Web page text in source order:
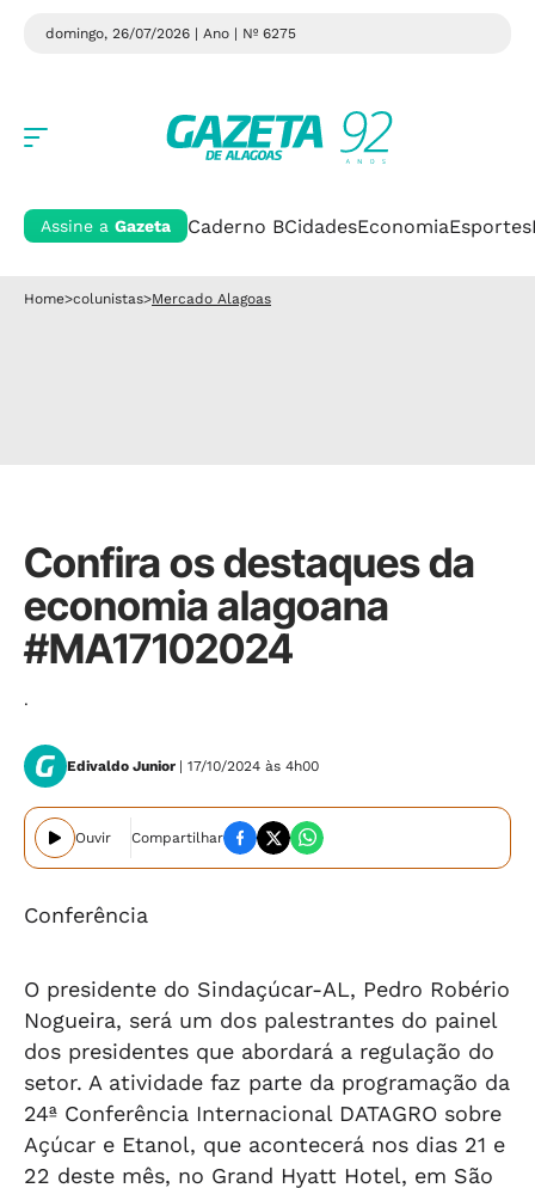
domingo, 26/07/2026 | Ano | Nº 6275
Assine a Gazeta Caderno BCidadesEconomiaEsportes
Home>colunistas>Mercado Alagoas
Confira os destaques da
economia alagoana
#MA17102024
.
Edivaldo Junior | 17/10/2024 às 4h00
Ouvir Compartilhar
Conferência
O presidente do Sindaçúcar-AL, Pedro Robério
Nogueira, será um dos palestrantes do painel
dos presidentes que abordará a regulação do
setor. A atividade faz parte da programação da
24ª Conferência Internacional DATAGRO sobre
Açúcar e Etanol, que acontecerá nos dias 21 e
22 deste mês, no Grand Hyatt Hotel, em São